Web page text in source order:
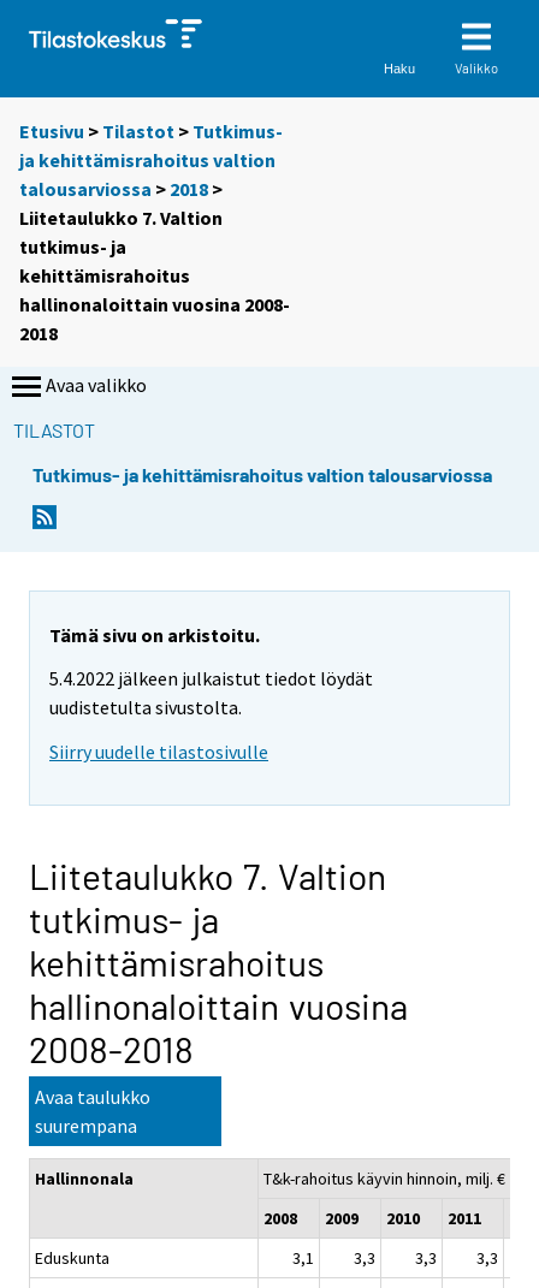
Haku Valikko
Etusivu > Tilastot > Tutkimus-
ja kehittämisrahoitus valtion
talousarviossa > 2018 >
Liitetaulukko 7. Valtion
tutkimus- ja
kehittämisrahoitus
hallinonaloittain vuosina 2008-
2018
Avaa valikko
TILASTOT
Tutkimus- ja kehittämisrahoitus valtion talousarviossa
Tämä sivu on arkistoitu.
5.4.2022 jälkeen julkaistut tiedot löydät
uudistetulta sivustolta.
Siirry uudelle tilastosivulle
Liitetaulukko 7. Valtion
tutkimus- ja
kehittämisrahoitus
hallinonaloittain vuosina
2008-2018
Avaa taulukko
suurempana
Hallinnonala
T&k-rahoitus käyvin hinnoin, milj. €
2008
2009 2010 2011
Eduskunta
3,1 3,3 3,3 3,3